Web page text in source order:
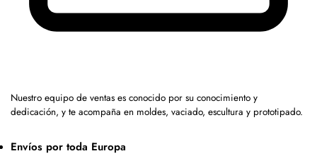
Nuestro equipo de ventas es conocido por su conocimiento y
dedicación, y te acompaña en moldes, vaciado, escultura y prototipado.
Envíos por toda Europa